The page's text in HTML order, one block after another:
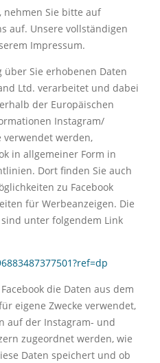
nehmen Sie bitte auf
auf. Unsere vollständigen
Impressum.
über Sie erhobenen Daten
Ltd. verarbeitet und dabei
der Europäischen
Instagram/
verwendet werden,
in allgemeiner Form in
Dort finden Sie auch
zu Facebook
für Werbeanzeigen. Die
unter folgendem Link
die Daten aus dem
eigene Zwecke verwendet,
auf der Instagram- und
zugeordnet werden, wie
Daten speichert und ob